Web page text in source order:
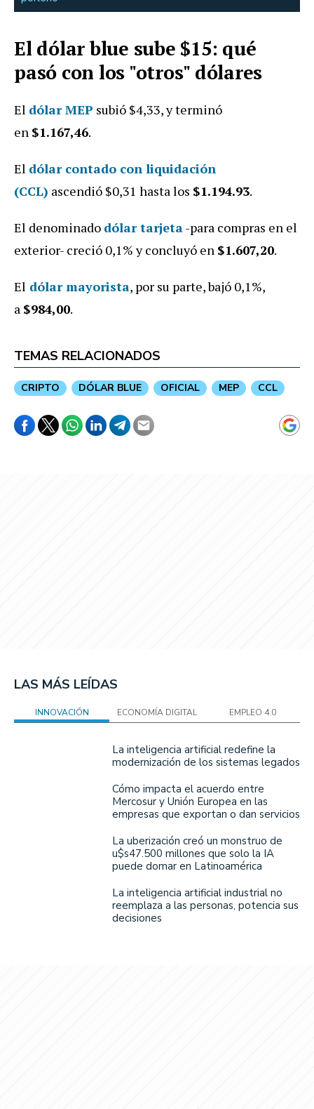
El dólar blue sube $15: qué
pasó con los "otros" dólares
El dólar MEP subió $4,33, y terminó
en $1.167,46.
El dólar contado con liquidación
(CCL) ascendió $0,31 hasta los $1.194.93.
El denominado dólar tarjeta-para compras en el
exterior- creció 0,1% y concluyó en $1.607,20.
El dólar mayorista, por su parte, bajó 0,1%,
a $984,00.
TEMAS RELACIONADOS
CRIPTO DÓLAR BLUE OFICIAL MEP CCL
LAS MÁS LEÍDAS
INNOVACIÓN ECONOMÍA DIGITAL EMPLEO 4.0
La inteligencia artificial redefine la
modernización de los sistemas legados
Cómo impacta el acuerdo entre
Mercosur y Unión Europea en las
empresas que exportan o dan servicios
La uberización creó un monstruo de
u$s47.500 millones que solo la IA
puede domar en Latinoamérica
La inteligencia artificial industrial no
reemplaza a las personas, potencia sus
decisiones